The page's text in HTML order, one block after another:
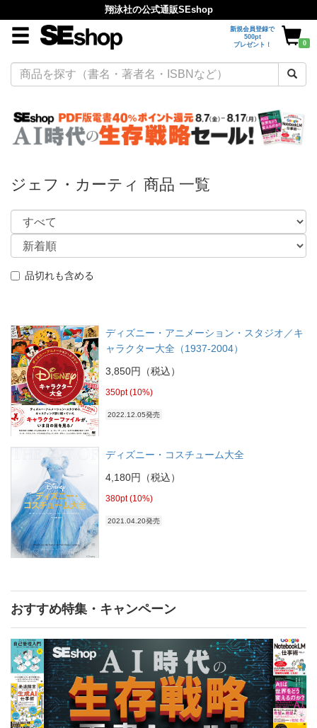
翔泳社の公式通販SEshop
新規会員登録で
500pt
プレゼント！
0
ジェフ・カーティ 商品 一覧
品切れも含める
ディズニー・アニメーション・スタジオ／キ
ャラクター大全（1937-2004）
3,850円（税込）
350pt (10%)
2022.12.05発売
ディズニー・コスチューム大全
4,180円（税込）
380pt (10%)
2021.04.20発売
おすすめ特集・キャンペーン